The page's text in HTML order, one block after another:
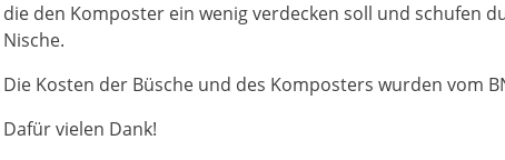
die den Komposter ein wenig verdecken soll und schufen
Nische.
Die Kosten der Büsche und des Komposters wurden vom
Dafür vielen Dank!